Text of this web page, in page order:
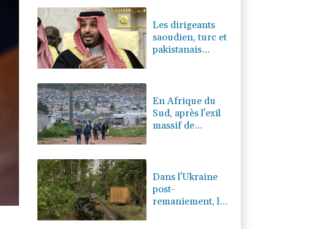
Les dirigeants
saoudien, turc et
pakistanais
défense
En Afrique du
Sud, après l'exil
massif de
Dans l'Ukraine
post-
remaniement, la